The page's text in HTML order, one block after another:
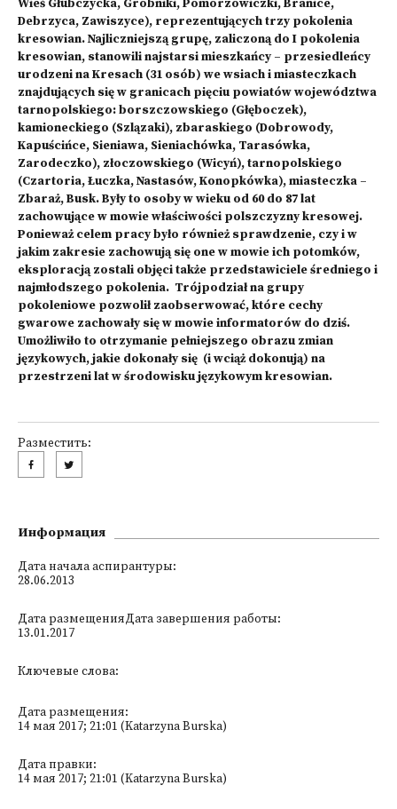
Wieś Głubczycka, Grobniki, Pomorzowiczki, Branice,
Debrzyca, Zawiszyce), reprezentujących trzy pokolenia
kresowian. Najliczniejszą grupę, zaliczoną do I pokolenia
kresowian, stanowili najstarsi mieszkańcy – przesiedleńcy
urodzeni na Kresach (31 osób) we wsiach i miasteczkach
znajdujących się w granicach pięciu powiatów województwa
tarnopolskiego: borszczowskiego (Głęboczek),
kamioneckiego (Szlązaki), zbaraskiego (Dobrowody,
Kapuścińce, Sieniawa, Sieniachówka, Tarasówka,
Zarodeczko), złoczowskiego (Wicyń), tarnopolskiego
(Czartoria, Łuczka, Nastasów, Konopkówka), miasteczka –
Zbaraż, Busk. Były to osoby w wieku od 60 do 87 lat
zachowujące w mowie właściwości polszczyzny kresowej.
Ponieważ celem pracy było również sprawdzenie, czy i w
jakim zakresie zachowują się one w mowie ich potomków,
eksploracją zostali objęci także przedstawiciele średniego i
najmłodszego pokolenia. Trójpodział na grupy
pokoleniowe pozwolił zaobserwować, które cechy
gwarowe zachowały się w mowie informatorów do dziś.
Umożliwiło to otrzymanie pełniejszego obrazu zmian
językowych, jakie dokonały się (i wciąż dokonują) na
przestrzeni lat w środowisku językowym kresowian.
Разместить:
Информация
Дата начала аспирантуры:
28.06.2013
Дата размещенияДата завершения работы:
13.01.2017
Ключевые слова:
Дата размещения:
14 мая 2017; 21:01 (Katarzyna Burska)
Дата правки:
14 мая 2017; 21:01 (Katarzyna Burska)